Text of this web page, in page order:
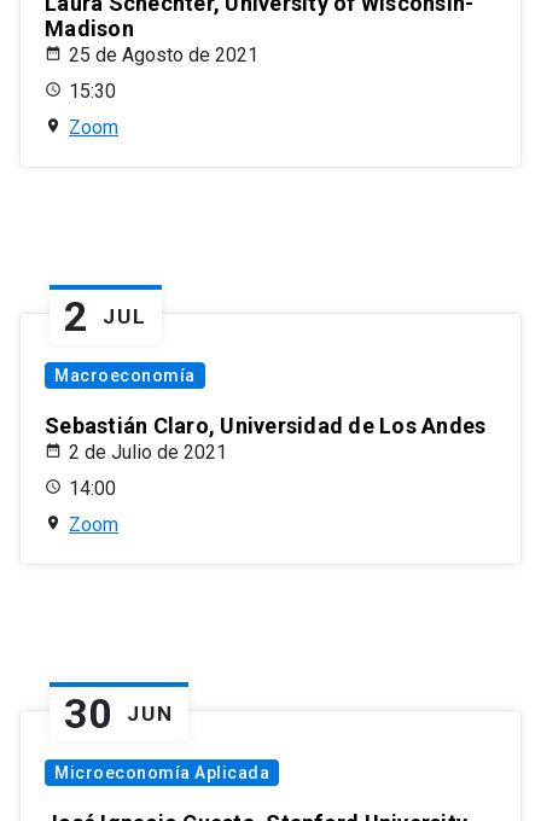
Madison
25 de Agosto de 2021
15:30
Zoom
2 JUL
Macroeconomía
Sebastián Claro, Universidad de Los Andes
2 de Julio de 2021
14:00
Zoom
30 JUN
Microeconomía Aplicada